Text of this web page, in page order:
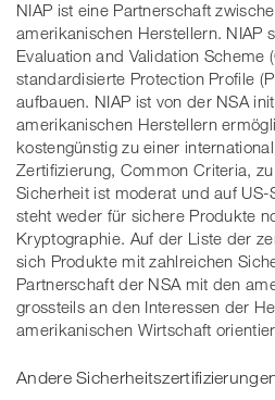
NIAP ist eine Partnerschaft
amerikanischen Herstellern. NIAP
Evaluation and Validation Scheme
standardisierte Protection Profile
aufbauen. NIAP ist von der NSA
amerikanischen Herstellern
kostengünstig zu einer
Zertifizierung, Common Criteria,
Sicherheit ist moderat und auf
steht weder für sichere Produkte
Kryptographie. Auf der Liste der
sich Produkte mit zahlreichen
Partnerschaft der NSA mit den
grossteils an den Interessen der
amerikanischen Wirtschaft
Andere